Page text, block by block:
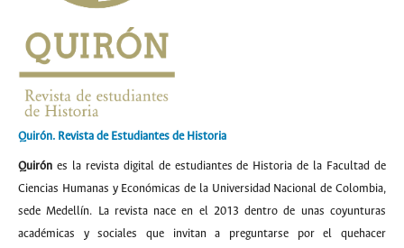
Quirón. Revista de Estudiantes de Historia
Quirón es la revista digital de estudiantes de Historia de la Facultad de
Ciencias Humanas y Económicas de la Universidad Nacional de Colombia,
sede Medellín. La revista nace en el 2013 dentro de unas coyunturas
académicas y sociales que invitan a preguntarse por el quehacer